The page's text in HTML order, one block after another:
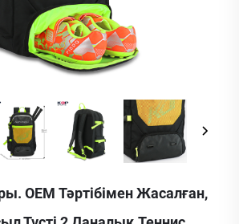
OEM Тәртібімен Жасалған,